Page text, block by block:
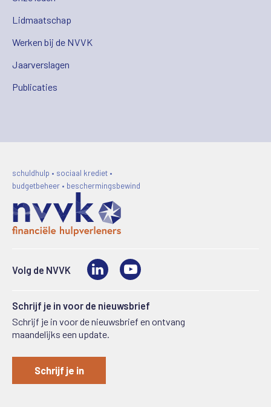
Lidmaatschap
Werken bij de NVVK
Jaarverslagen
Publicaties
schuldhulp • sociaal krediet •
budgetbeheer • beschermingsbewind
Volg de NVVK LinkedIn
Schrijf je in voor de nieuwsbrief
Schrijf je in voor de nieuwsbrief en ontvang
maandelijks een update.
Schrijf je in